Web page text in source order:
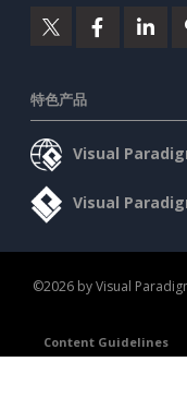
特色产品
Visual
Visual
©2026 by Visual
Content Guidelines